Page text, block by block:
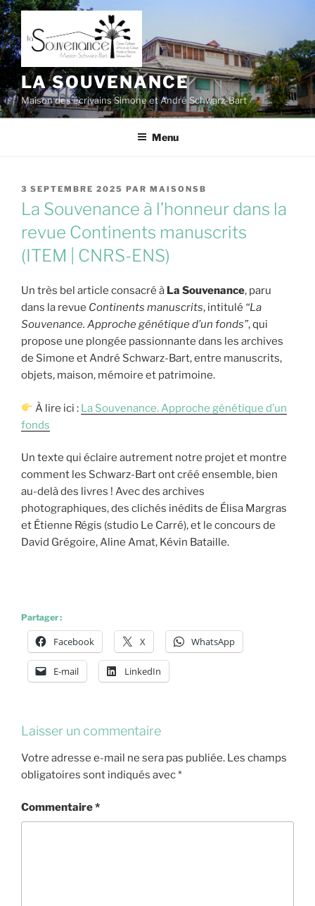
Aller
au
contenu
principal
LA SOUVENANCE
Maison des écrivains Simone et André Schwarz-Bart
Menu
PUBLIÉ
LE
3 SEPTEMBRE 2025 PAR MAISONSB
La Souvenance à l’honneur dans la
revue Continents manuscrits
(ITEM | CNRS-ENS)
Un très bel article consacré à La Souvenance, paru
dans la revue Continents manuscrits, intitulé “La
Souvenance. Approche génétique d’un fonds”, qui
propose une plongée passionnante dans les archives
de Simone et André Schwarz-Bart, entre manuscrits,
objets, maison, mémoire et patrimoine.
À lire ici : La Souvenance. Approche génétique d’un
fonds
Un texte qui éclaire autrement notre projet et montre
comment les Schwarz-Bart ont créé ensemble, bien
au-delà des livres ! Avec des archives
photographiques, des clichés inédits de Élisa Margras
et Étienne Régis (studio Le Carré), et le concours de
David Grégoire, Aline Amat, Kévin Bataille.
Partager :
Facebook X WhatsApp
E-mail LinkedIn
Laisser un commentaire
Votre adresse e-mail ne sera pas publiée. Les champs
obligatoires sont indiqués avec*
Commentaire*